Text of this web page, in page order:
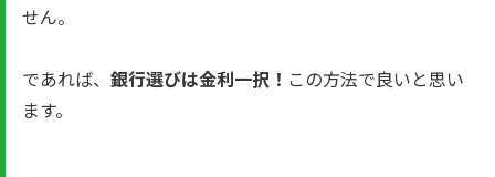
せん。
であれば、 銀行選びは金利一択！ この方法で良いと思い
ます。